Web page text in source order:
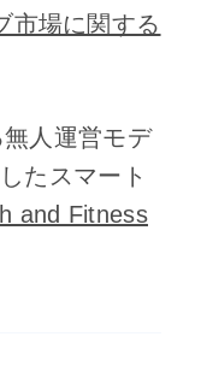
市場に関する
人運営モデ
たスマート
and Fitness